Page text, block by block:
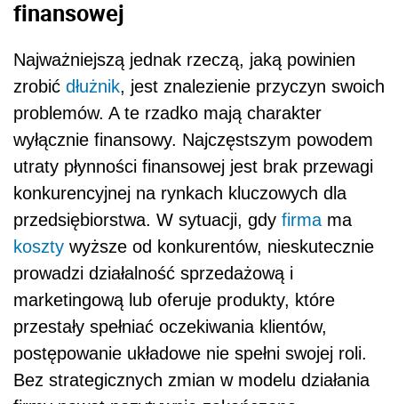
finansowej
Najważniejszą jednak rzeczą, jaką powinien
zrobić dłużnik, jest znalezienie przyczyn swoich
problemów. A te rzadko mają charakter
wyłącznie finansowy. Najczęstszym powodem
utraty płynności finansowej jest brak przewagi
konkurencyjnej na rynkach kluczowych dla
przedsiębiorstwa. W sytuacji, gdy firma ma
koszty wyższe od konkurentów, nieskutecznie
prowadzi działalność sprzedażową i
marketingową lub oferuje produkty, które
przestały spełniać oczekiwania klientów,
postępowanie układowe nie spełni swojej roli.
Bez strategicznych zmian w modelu działania